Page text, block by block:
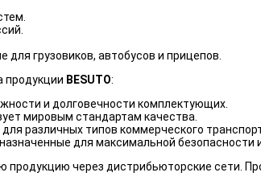
грузовиков, автобусов и прицепов.
продукции BESUTO:
и долговечности комплектующих.
мировым стандартам качества.
различных типов коммерческого
для максимальной безопасности
продукцию через дистрибьюторские сети.